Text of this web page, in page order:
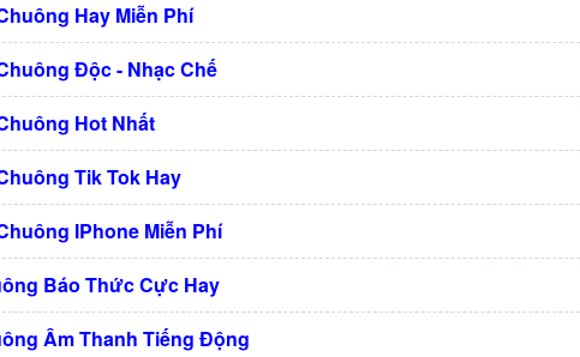
Hay Miễn Phí
Độc - Nhạc Chế
Hot Nhất
Tik Tok Hay
IPhone Miễn Phí
Báo Thức Cực Hay
Âm Thanh Tiếng Động